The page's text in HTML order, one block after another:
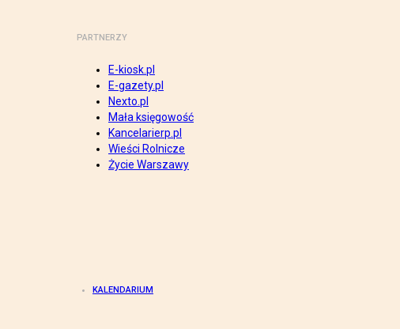
PARTNERZY
E-kiosk.pl
E-gazety.pl
Nexto.pl
Mała księgowość
Kancelarierp.pl
Wieści Rolnicze
Życie Warszawy
KALENDARIUM